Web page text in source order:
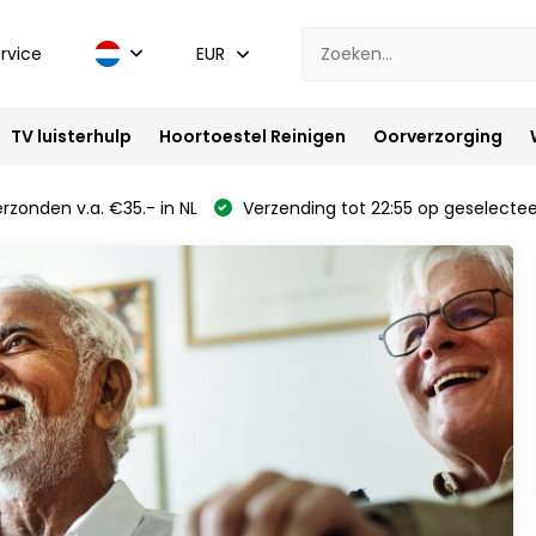
EUR
TV luisterhulp Hoortoestel Reinigen Oorverzorging
v.a. €35.- in NL Verzending tot 22:55 op